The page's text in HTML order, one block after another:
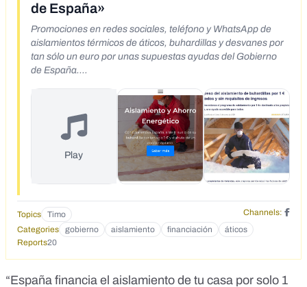
de España»
Promociones en redes sociales, teléfono y WhatsApp de
aislamientos térmicos de áticos, buhardillas y desvanes por
tan sólo un euro por unas supuestas ayudas del Gobierno
de España.
https://www.miteco.gob.es/es/energia/eficiencia/cae.html
https://www.subvencion-energia.es/subvencion-energetica-
para-aislamiento-de-desvanes/
Play
Topics Timo
Channels:
Categories
gobierno aislamiento financiación
áticos
Reports20
“España financia el aislamiento de tu casa por solo 1